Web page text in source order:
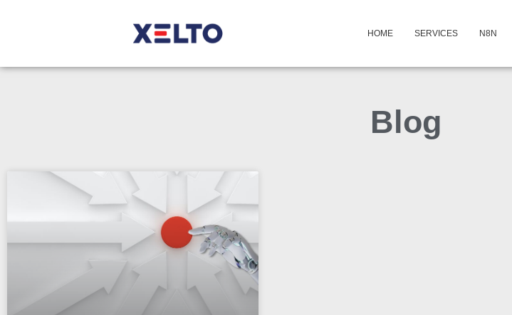
HOME SERVICES N8N
Blog